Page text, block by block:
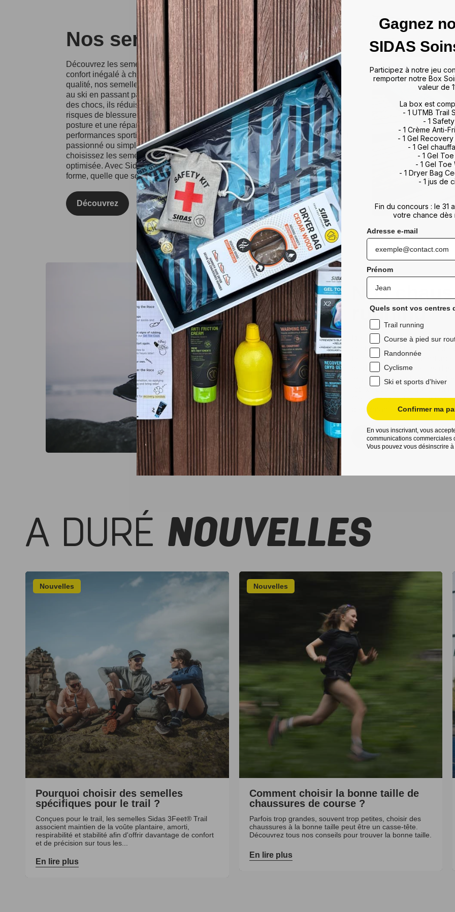
Nos semelles Sidas
Découvrez les semelles Sidas, conçues pour offrir un maintien optimal et un
confort inégalé à chaque pas. Fabriquées à partir de matériaux de haute
qualité, nos semelles conviennent à divers sports et activités, allant du tennis
au ski en passant par la course à pied. Grâce à leur technologie d'absorption
des chocs, ils réduisent l'impact sur vos articulations, minimisant ainsi les
risques de blessures. Les semelles Sidas favorisent également une meilleure
posture et une répartition équilibrée du poids, améliorant ainsi vos
performances sportives et votre confort au quotidien. Que vous soyez un sportif
passionné ou simplement à la recherche d'un meilleur maintien du pied,
choisissez les semelles Sidas pour une expérience de marche et de sport
optimisée. Avec Sidas, prenez soin de vos pieds et restez au top de votre
forme, quelle que soit l'activité !
Découvrez
Nos
running
Découvrez les chaussettes
confort exceptionnel lors
techniques, ils assurent
pieds au sec même lors
ergonomique et leurs
les ampoules, ce qui en
Choisissez Sidas pour vos
performances améliorées et
Découvrez
A DURÉ NOUVELLES
Nouvelles
Pourquoi choisir des semelles
spécifiques pour le trail ?
Conçues pour le trail, les semelles Sidas 3Feet® Trail
associent maintien de la voûte plantaire, amorti,
respirabilité et stabilité afin d'offrir davantage de confort
et de précision sur tous les...
En lire plus
Nouvelles
Comment choisir la bonne taille de
chaussures de course ?
Parfois trop grandes, souvent trop petites, choisir des
chaussures à la bonne taille peut être un casse-tête.
Découvrez tous nos conseils pour trouver la bonne taille.
En lire plus
Gagnez
SIDAS
Participez à notre jeu
remporter notre Box
valeur de
La box est
- 1 UTMB Trail
- 1
- 1 Crème Anti-
- 1 Gel
- 1 Gel
- 1 Gel
- 1 Gel Toe
- 1 Dryer Bag
- 1 jus de
Fin du concours : le 31
votre chance dès
Adresse e-mail
Prénom
Quels sont vos centres
Trail running
Course à pied sur
Randonnée
Cyclisme
Ski et sports d'hiver
Confirmer ma
En vous inscrivant, vous
communications commerciales
Vous pouvez vous désinscrire